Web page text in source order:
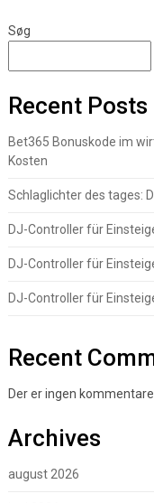
Søg
Recent Posts
Bet365 Bonuskode im
Kosten
Schlaglichter des tages:
DJ-Controller für
DJ-Controller für
DJ-Controller für
Recent
Der er ingen
Archives
august 2026